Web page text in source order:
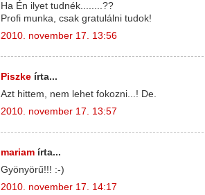
Ha Én ilyet tudnék........??
Profi munka, csak gratulálni tudok!
2010. november 17. 13:56
Piszke írta...
Azt hittem, nem lehet fokozni...! De.
2010. november 17. 13:57
mariam írta...
Gyönyörű!!! :-)
2010. november 17. 14:17